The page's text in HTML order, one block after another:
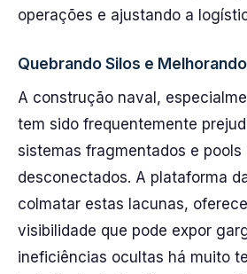
operações e ajustando a
Quebrando Silos e
A construção naval,
tem sido frequentemente
sistemas fragmentados e pools
desconectados. A plataforma
colmatar estas lacunas,
visibilidade que pode expor
ineficiências ocultas há muito